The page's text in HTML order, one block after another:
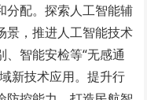
分配。探索人工智能辅
景，推进人工智能技术
智能安检等“无感通
新技术应用。提升行